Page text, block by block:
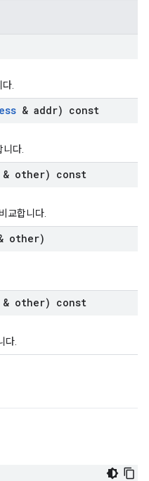
.
& addr) const
다.
& other) const
교합니다.
other)
& other) const
다.